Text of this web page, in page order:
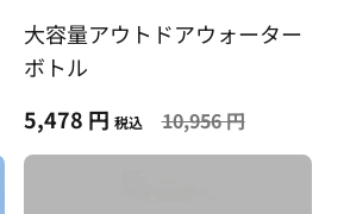
大容量アウトドアウォーター
ボトル
5,478 円 税込 10,956 円